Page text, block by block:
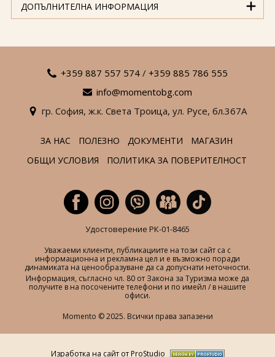
ДОПЪЛНИТЕЛНА ИНФОРМАЦИЯ
+359 887 557 574 / +359 885 786 555
info@momentobg.com
гр. София, ж.к. Света Троица, ул. Русе, бл.367А
ЗА НАС ПОЛЕЗНО ДОКУМЕНТИ
МАГАЗИН
ОБЩИ УСЛОВИЯ
ПОЛИТИКА ЗА ПОВЕРИТЕЛНОСТ
Удостоверение РК-01-8465
Уважаеми клиенти, публикациите на този сайт са с
информационна и рекламна цел и е възможно поради
динамиката на ценообразуване да са допуснати неточности.
Информация, съгласно чл. 80 от Закона за Туризма може да
получите в на посочените телефони и по имейл / в нашите
офиси.
Momento © 2025. Всички права запазени
Изработка на сайт от ProStudio